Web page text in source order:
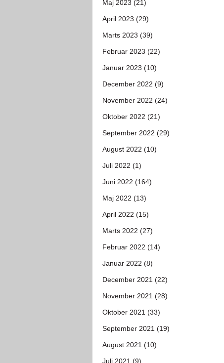
Maj 2023 (21)
April 2023 (29)
Marts 2023 (39)
Februar 2023 (22)
Januar 2023 (10)
December 2022 (9)
November 2022 (24)
Oktober 2022 (21)
September 2022 (29)
August 2022 (10)
Juli 2022 (1)
Juni 2022 (164)
Maj 2022 (13)
April 2022 (15)
Marts 2022 (27)
Februar 2022 (14)
Januar 2022 (8)
December 2021 (22)
November 2021 (28)
Oktober 2021 (33)
September 2021 (19)
August 2021 (10)
Juli 2021 (9)